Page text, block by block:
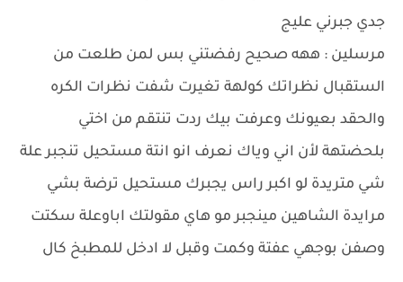
جدي جبرني عليج
مرسلين : ههه صحيح رفضتني بس لمن طلعت من
الستقبال نظراتك كولهة تغيرت شفت نظرات الكره
والحقد بعيونك وعرفت بيك ردت تنتقم من اختي
بلحضتهة لأن اني وياك نعرف انو انتة مستحيل تنجبر علة
شي متريدة لو اكبر راس يجبرك مستحيل ترضة بشي
مرايدة الشاهين مينجبر مو هاي مقولتك اباوعلة سكتت
وصفن بوجهي عفتة وكمت وقبل لا ادخل للمطبخ كال